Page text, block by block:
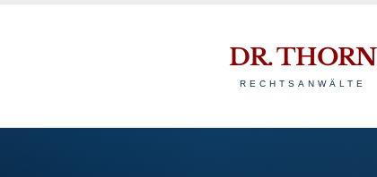
DR. THORN
RECHTSANWÄLTE